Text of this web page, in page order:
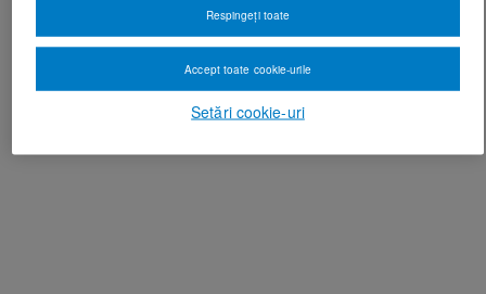
Setări cookie-uri
Respingeți toate
Accept toate cookie-urile